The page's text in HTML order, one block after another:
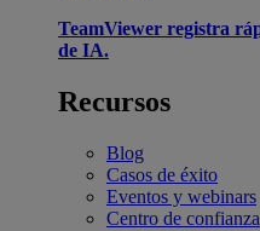
TeamViewer registra
de IA.
Recursos
Blog
Casos de éxito
Eventos y webinars
Centro de confianza